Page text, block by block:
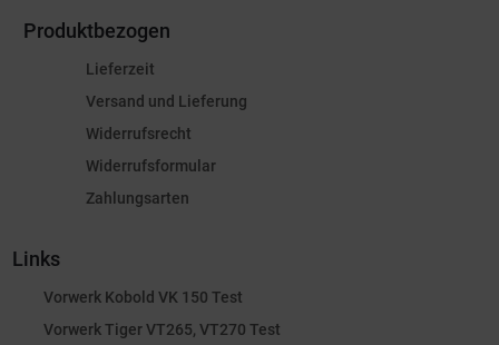
Produktbezogen
Lieferzeit
Versand und Lieferung
Widerrufsrecht
Widerrufsformular
Zahlungsarten
Links
Vorwerk Kobold VK 150 Test
Vorwerk Tiger VT265, VT270 Test